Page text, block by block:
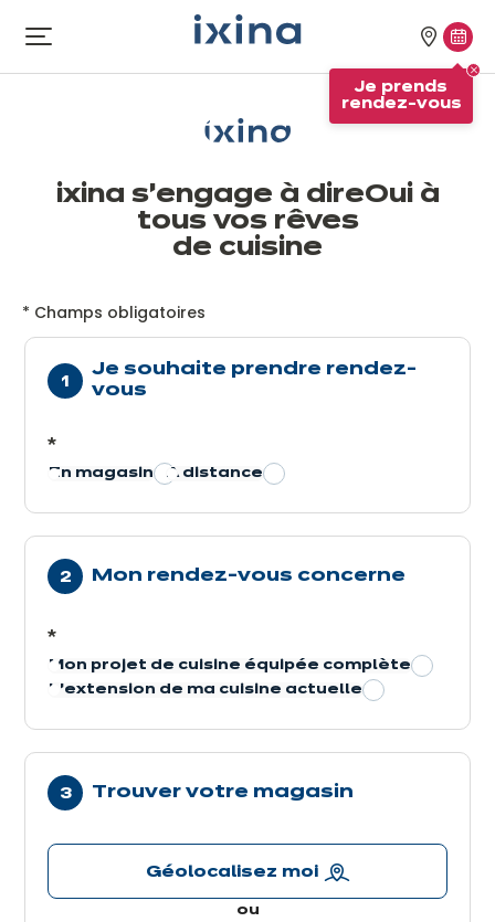
Aller au contenu principal
Ouvrir
le
NosJe
vous
Je prends
rendez-vous
ixina s’engage à direOui à
tous vos rêves
de cuisine
* Champs obligatoires
Je souhaite prendre rendez-
vous
*
En magasin A distance
Mon rendez-vous concerne
*
Mon projet de cuisine équipée complète
L’extension de ma cuisine actuelle
Trouver votre magasin
ou
Géolocalisez moi